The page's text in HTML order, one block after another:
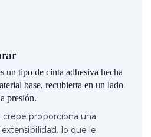
un tipo de cinta adhesiva hecha
base, recubierta en un lado
presión.
crepé proporciona una
lo que le